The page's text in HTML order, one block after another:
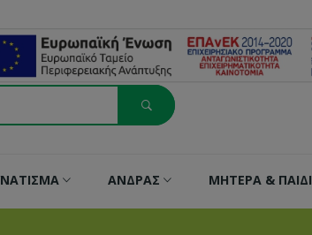
ΑΝΔΡΑΣ ΜΗΤΕΡΑ & ΠΑΙΔΙ